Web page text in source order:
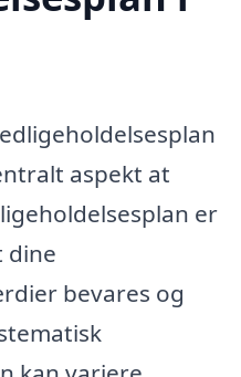
aspekt at
er
dine
bevares og